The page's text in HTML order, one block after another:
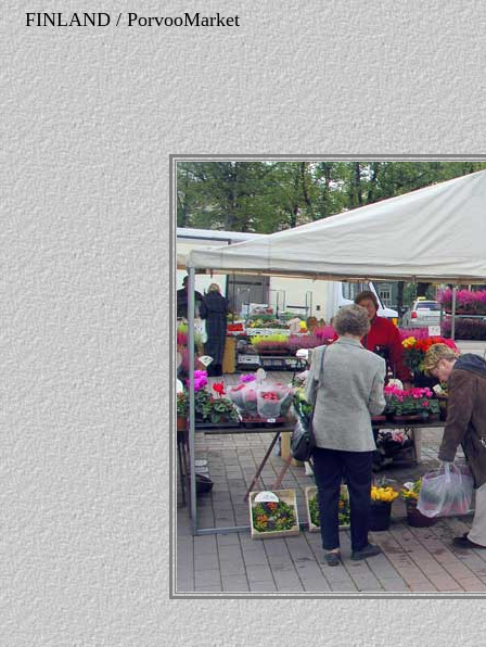
FINLAND / PorvooMarket